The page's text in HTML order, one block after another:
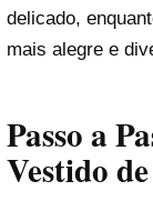
delicado,
mais alegre e
Passo a
Vestido